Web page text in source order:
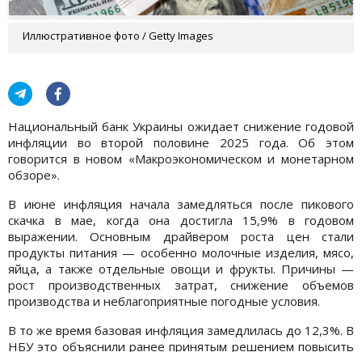
Иллюстративное фото / Getty Images
Национальный банк Украины ожидает снижение годовой
инфляции во второй половине 2025 года. Об этом
говорится в новом «Макроэкономическом и монетарном
обзоре».
В июне инфляция начала замедляться после пикового
скачка в мае, когда она достигла 15,9% в годовом
выражении. Основным драйвером роста цен стали
продукты питания — особенно молочные изделия, мясо,
яйца, а также отдельные овощи и фрукты. Причины —
рост производственных затрат, снижение объемов
производства и неблагоприятные погодные условия.
В то же время базовая инфляция замедлилась до 12,3%. В
НБУ это объяснили ранее принятым решением повысить